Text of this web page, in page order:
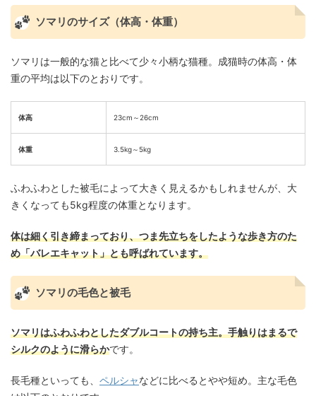
ソマリのサイズ（体高・体重）
ソマリは一般的な猫と比べて少々小柄な猫種。成猫時の体高・体
重の平均は以下のとおりです。
体高 23cm～26cm
体重 3.5kg～5kg
ふわふわとした被毛によって大きく見えるかもしれませんが、大
きくなっても5kg程度の体重となります。
体は細く引き締まっており、つま先立ちをしたような歩き方のた
め「バレエキャット」とも呼ばれています。
ソマリの毛色と被毛
ソマリはふわふわとしたダブルコートの持ち主。手触りはまるで
シルクのように滑らかです。
長毛種といっても、 ペルシャなどに比べるとやや短め。主な毛色